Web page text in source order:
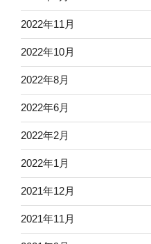
2022年11月
2022年10月
2022年8月
2022年6月
2022年2月
2022年1月
2021年12月
2021年11月